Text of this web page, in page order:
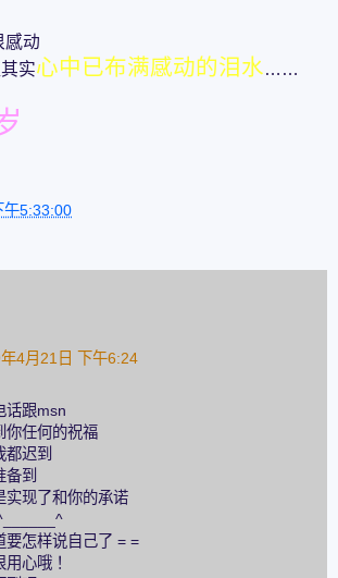
感动
实心中已布满感动的泪水……
午5:33:00
4月21日 下午6:24
话跟msn
你任何的祝福
都迟到
备到
实现了和你的承诺
要怎样说自己了 = =
心哦！